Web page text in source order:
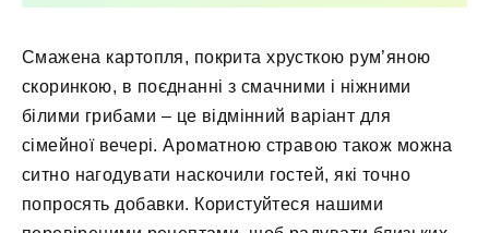
Смажена картопля, покрита хрусткою рум’яною
скоринкою, в поєднанні з смачними і ніжними
білими грибами – це відмінний варіант для
сімейної вечері. Ароматною стравою також можна
ситно нагодувати наскочили гостей, які точно
попросять добавки. Користуйтеся нашими